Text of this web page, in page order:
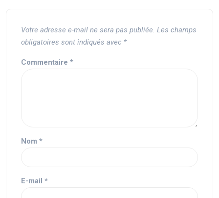
Votre adresse e-mail ne sera pas publiée. Les champs
obligatoires sont indiqués avec *
Commentaire *
Nom *
E-mail *